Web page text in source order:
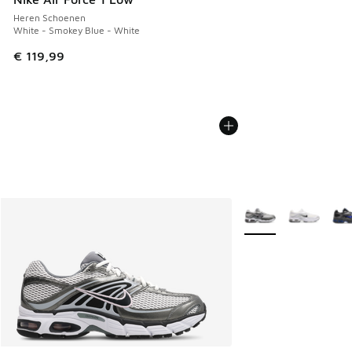
Heren Schoenen
White - Smokey Blue - White
€ 119,99
Meer kleuren